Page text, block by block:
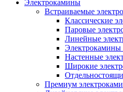
Электрокамины
Встраиваемые
Классические
Паровые
Линейные
Электрокамины
Настенные
Широкие
Премиум